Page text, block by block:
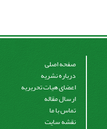
صفحه اصلی
درباره نشریه
اعضای هیات تحریریه
ارسال مقاله
تماس با ما
نقشه سایت